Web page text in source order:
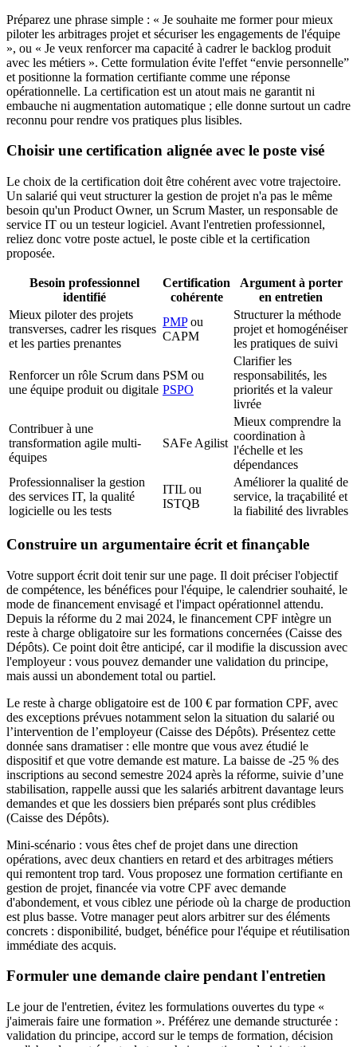
Préparez une phrase simple : « Je souhaite me former pour mieux
piloter les arbitrages projet et sécuriser les engagements de l'équipe
», ou « Je veux renforcer ma capacité à cadrer le backlog produit
avec les métiers ». Cette formulation évite l'effet “envie personnelle”
et positionne la formation certifiante comme une réponse
opérationnelle. La certification est un atout mais ne garantit ni
embauche ni augmentation automatique ; elle donne surtout un cadre
reconnu pour rendre vos pratiques plus lisibles.
Choisir une certification alignée avec le poste visé
Le choix de la certification doit être cohérent avec votre trajectoire.
Un salarié qui veut structurer la gestion de projet n'a pas le même
besoin qu'un Product Owner, un Scrum Master, un responsable de
service IT ou un testeur logiciel. Avant l'entretien professionnel,
reliez donc votre poste actuel, le poste cible et la certification
proposée.
Besoin professionnel
identifié
Certification
cohérente
Argument à porter
en entretien
Mieux piloter des projets
transverses, cadrer les risques
et les parties prenantes
PMPou
CAPM
Structurer la méthode
projet et homogénéiser
les pratiques de suivi
Renforcer un rôle Scrum dans
une équipe produit ou digitale
PSM ou
PSPO
Clarifier les
responsabilités, les
priorités et la valeur
livrée
Contribuer à une
transformation agile multi-
équipes
SAFe Agilist
Mieux comprendre la
coordination à
l'échelle et les
dépendances
Professionnaliser la gestion
des services IT, la qualité
logicielle ou les tests
ITIL ou
ISTQB
Améliorer la qualité de
service, la traçabilité et
la fiabilité des livrables
Construire un argumentaire écrit et finançable
Votre support écrit doit tenir sur une page. Il doit préciser l'objectif
de compétence, les bénéfices pour l'équipe, le calendrier souhaité, le
mode de financement envisagé et l'impact opérationnel attendu.
Depuis la réforme du 2 mai 2024, le financement CPF intègre un
reste à charge obligatoire sur les formations concernées (Caisse des
Dépôts). Ce point doit être anticipé, car il modifie la discussion avec
l'employeur : vous pouvez demander une validation du principe,
mais aussi un abondement total ou partiel.
Le reste à charge obligatoire est de 100 € par formation CPF, avec
des exceptions prévues notamment selon la situation du salarié ou
l’intervention de l’employeur (Caisse des Dépôts). Présentez cette
donnée sans dramatiser : elle montre que vous avez étudié le
dispositif et que votre demande est mature. La baisse de -25 % des
inscriptions au second semestre 2024 après la réforme, suivie d’une
stabilisation, rappelle aussi que les salariés arbitrent davantage leurs
demandes et que les dossiers bien préparés sont plus crédibles
(Caisse des Dépôts).
Mini-scénario : vous êtes chef de projet dans une direction
opérations, avec deux chantiers en retard et des arbitrages métiers
qui remontent trop tard. Vous proposez une formation certifiante en
gestion de projet, financée via votre CPF avec demande
d'abondement, et vous ciblez une période où la charge de production
est plus basse. Votre manager peut alors arbitrer sur des éléments
concrets : disponibilité, budget, bénéfice pour l'équipe et réutilisation
immédiate des acquis.
Formuler une demande claire pendant l'entretien
Le jour de l'entretien, évitez les formulations ouvertes du type «
j'aimerais faire une formation ». Préférez une demande structurée :
validation du principe, accord sur le temps de formation, décision